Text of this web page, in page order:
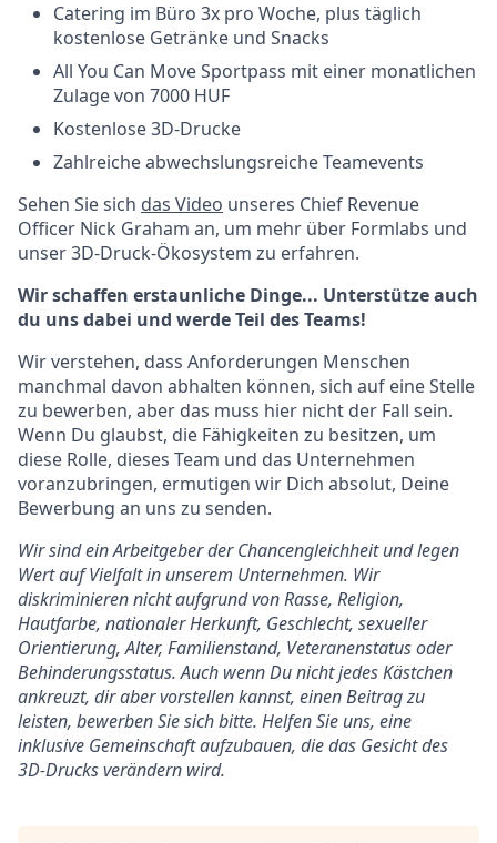
Catering im Büro 3x pro Woche, plus täglich
kostenlose Getränke und Snacks
All You Can Move Sportpass mit einer monatlichen
Zulage von 7000 HUF
Kostenlose 3D-Drucke
Zahlreiche abwechslungsreiche Teamevents
Sehen Sie sich das Video unseres Chief Revenue
Officer Nick Graham an, um mehr über Formlabs und
unser 3D-Druck-Ökosystem zu erfahren.
Wir schaffen erstaunliche Dinge... Unterstütze auch
du uns dabei und werde Teil des Teams!
Wir verstehen, dass Anforderungen Menschen
manchmal davon abhalten können, sich auf eine Stelle
zu bewerben, aber das muss hier nicht der Fall sein.
Wenn Du glaubst, die Fähigkeiten zu besitzen, um
diese Rolle, dieses Team und das Unternehmen
voranzubringen, ermutigen wir Dich absolut, Deine
Bewerbung an uns zu senden.
Wir sind ein Arbeitgeber der Chancengleichheit und legen
Wert auf Vielfalt in unserem Unternehmen. Wir
diskriminieren nicht aufgrund von Rasse, Religion,
Hautfarbe, nationaler Herkunft, Geschlecht, sexueller
Orientierung, Alter, Familienstand, Veteranenstatus oder
Behinderungsstatus. Auch wenn Du nicht jedes Kästchen
ankreuzt, dir aber vorstellen kannst, einen Beitrag zu
leisten, bewerben Sie sich bitte. Helfen Sie uns, eine
inklusive Gemeinschaft aufzubauen, die das Gesicht des
3D-Drucks verändern wird.